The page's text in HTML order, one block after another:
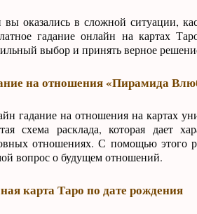
вы оказались в сложной ситуации,
гадание онлайн на картах
выбор и принять верное
на отношения «Пирамида
гадание на отношения на картах
схема расклада, которая дает
отношениях. С помощью этого
вопрос о будущем отношений.
карта Таро по дате рождения